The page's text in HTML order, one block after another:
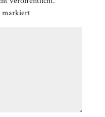
markiert